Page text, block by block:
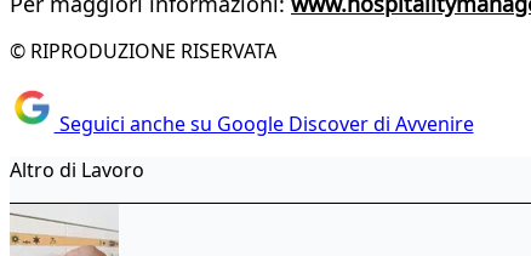
© RIPRODUZIONE RISERVATA
Seguici anche su Google Discover di Avvenire
Altro di Lavoro